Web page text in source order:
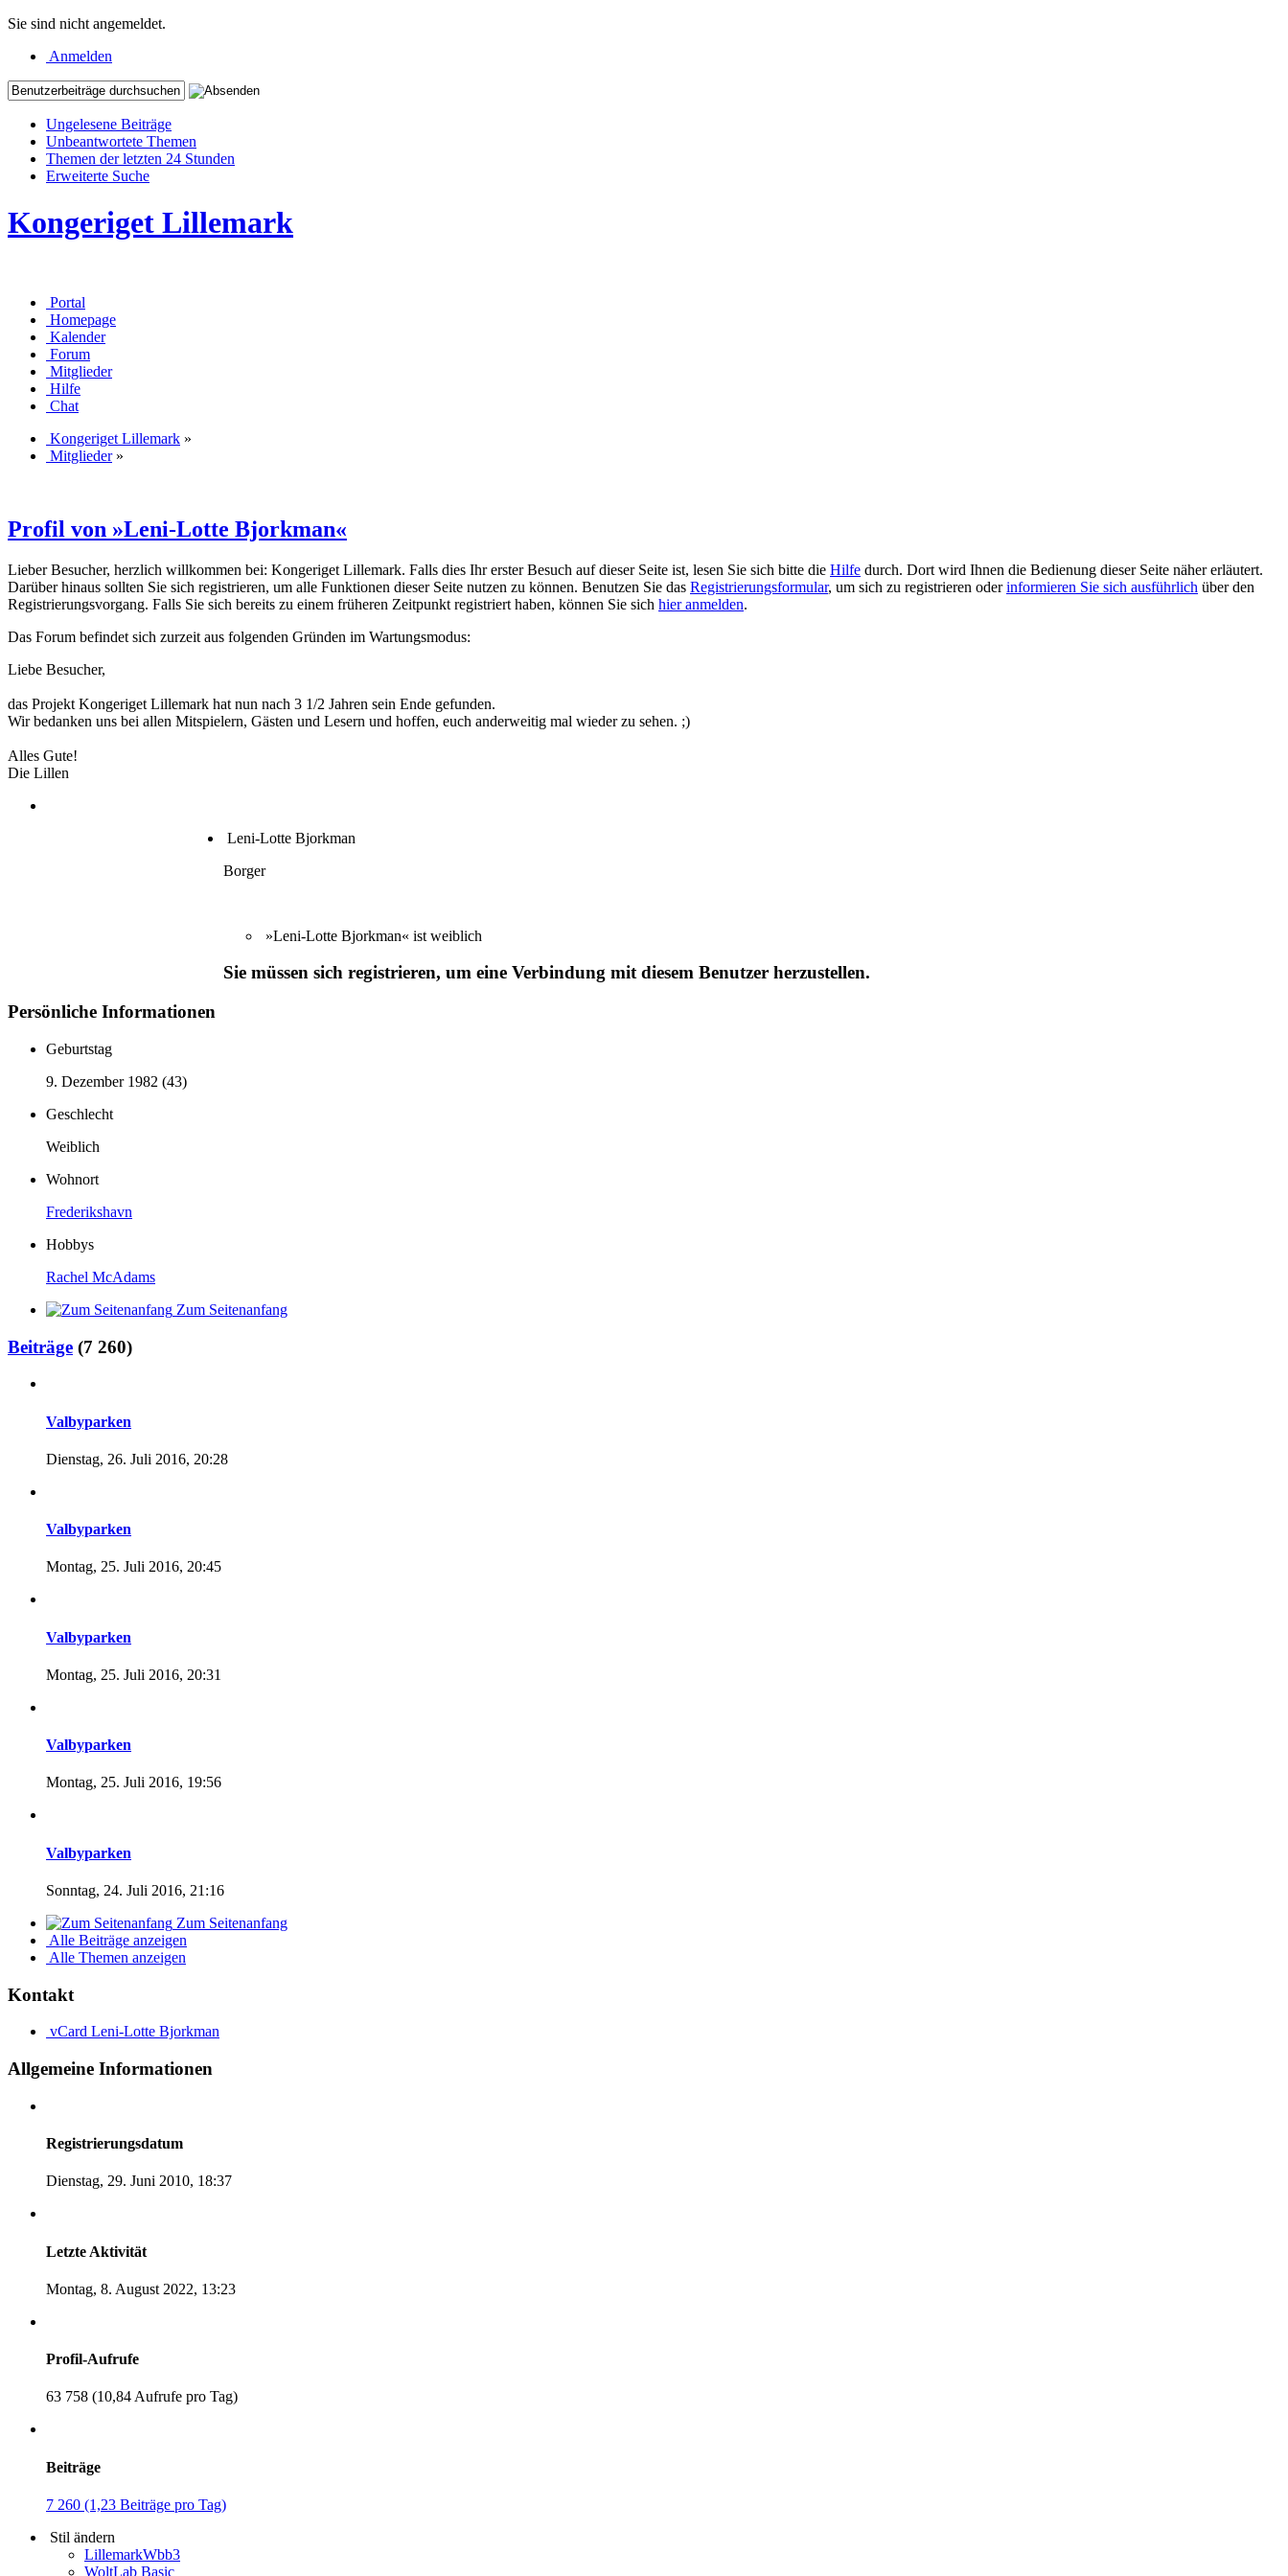
Sie sind nicht angemeldet.
Anmelden
Ungelesene Beiträge
Unbeantwortete Themen
Themen der letzten 24 Stunden
Erweiterte Suche
Kongeriget Lillemark
Portal
Homepage
Kalender
Forum
Mitglieder
Hilfe
Chat
Kongeriget Lillemark »
Mitglieder»
Profil von »Leni-Lotte Bjorkman«
Lieber Besucher, herzlich willkommen bei: Kongeriget Lillemark. Falls dies Ihr erster Besuch auf dieser Seite ist, lesen Sie sich bitte die Hilfe durch. Dort wird Ihnen die Bedienung dieser Seite näher erläutert.
Darüber hinaus sollten Sie sich registrieren, um alle Funktionen dieser Seite nutzen zu können. Benutzen Sie das Registrierungsformular, um sich zu registrieren oderinformieren Sie sich ausführlich über den
Registrierungsvorgang. Falls Sie sich bereits zu einem früheren Zeitpunkt registriert haben, können Sie sich hier anmelden.
Das Forum befindet sich zurzeit aus folgenden Gründen im Wartungsmodus:
Liebe Besucher,
das Projekt Kongeriget Lillemark hat nun nach 3 1/2 Jahren sein Ende gefunden.
Wir bedanken uns bei allen Mitspielern, Gästen und Lesern und hoffen, euch anderweitig mal wieder zu sehen. ;)
Alles Gute!
Die Lillen
Leni-Lotte Bjorkman
Borger
»Leni-Lotte Bjorkman« ist weiblich
Sie müssen sich registrieren, um eine Verbindung mit diesem Benutzer herzustellen.
Persönliche Informationen
Geburtstag
9. Dezember 1982 (43)
Geschlecht
Weiblich
Wohnort
Frederikshavn
Hobbys
Rachel McAdams
Zum Seitenanfang
Beiträge (7 260)
Valbyparken
Dienstag, 26. Juli 2016, 20:28
Valbyparken
Montag, 25. Juli 2016, 20:45
Valbyparken
Montag, 25. Juli 2016, 20:31
Valbyparken
Montag, 25. Juli 2016, 19:56
Valbyparken
Sonntag, 24. Juli 2016, 21:16
Zum Seitenanfang
Alle Beiträge anzeigen
Alle Themen anzeigen
Kontakt
vCard Leni-Lotte Bjorkman
Allgemeine Informationen
Registrierungsdatum
Dienstag, 29. Juni 2010, 18:37
Letzte Aktivität
Montag, 8. August 2022, 13:23
Profil-Aufrufe
63 758 (10,84 Aufrufe pro Tag)
Beiträge
7 260 (1,23 Beiträge pro Tag)
Stil ändern
LillemarkWbb3
WoltLab Basic